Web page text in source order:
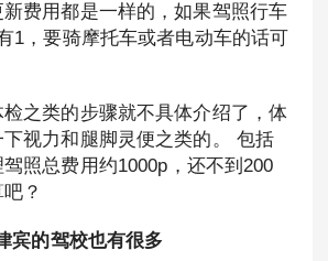
费用都是一样的，如果驾照行车
1，要骑摩托车或者电动车的话可
之类的步骤就不具体介绍了，体
视力和腿脚灵便之类的。 包括
照总费用约1000p，还不到200
？
宾的驾校也有很多